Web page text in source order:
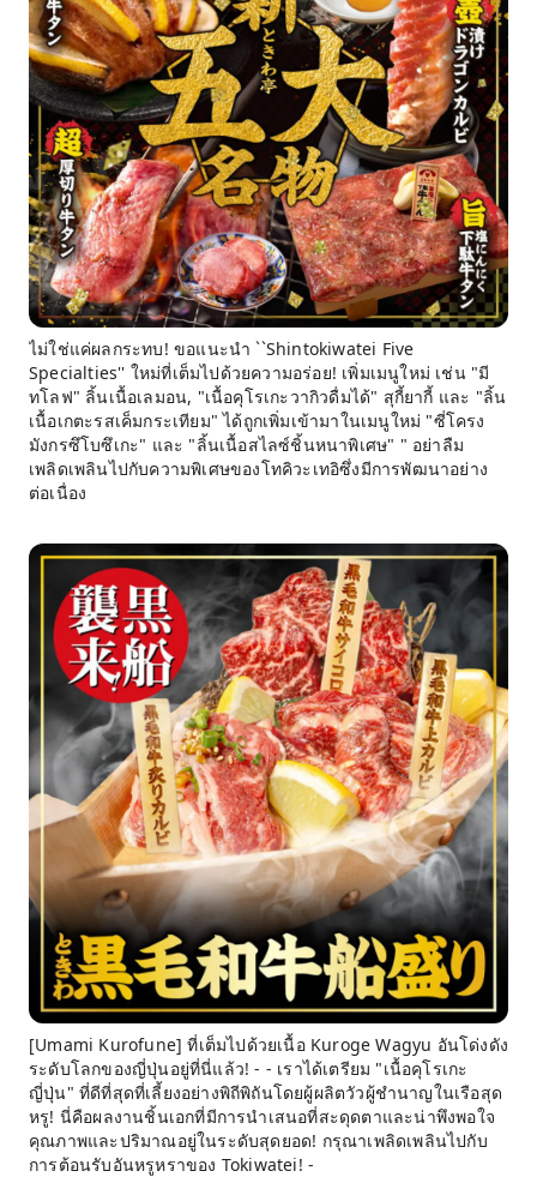
ไม่ใช่แค่ผลกระทบ! ขอแนะนำ ``Shintokiwatei Five
Specialties'' ใหม่ที่เต็มไปด้วยความอร่อย! เพิ่มเมนูใหม่ เช่น "มี
ทโลฟ" ลิ้นเนื้อเลมอน, "เนื้อคุโรเกะวากิวดื่มได้" สุกี้ยากี้ และ "ลิ้น
เนื้อเกตะรสเค็มกระเทียม" ได้ถูกเพิ่มเข้ามาในเมนูใหม่ "ซี่โครง
มังกรซึโบซึเกะ" และ "ลิ้นเนื้อสไลซ์ชิ้นหนาพิเศษ" " อย่าลืม
เพลิดเพลินไปกับความพิเศษของโทคิวะเทอิซึ่งมีการพัฒนาอย่าง
ต่อเนื่อง
[Umami Kurofune] ที่เต็มไปด้วยเนื้อ Kuroge Wagyu อันโด่งดัง
ระดับโลกของญี่ปุ่นอยู่ที่นี่แล้ว! - - เราได้เตรียม "เนื้อคุโรเกะ
ญี่ปุ่น" ที่ดีที่สุดที่เลี้ยงอย่างพิถีพิถันโดยผู้ผลิตวัวผู้ชำนาญในเรือสุด
หรู! นี่คือผลงานชิ้นเอกที่มีการนำเสนอที่สะดุดตาและน่าพึงพอใจ
คุณภาพและปริมาณอยู่ในระดับสุดยอด! กรุณาเพลิดเพลินไปกับ
การต้อนรับอันหรูหราของ Tokiwatei! -